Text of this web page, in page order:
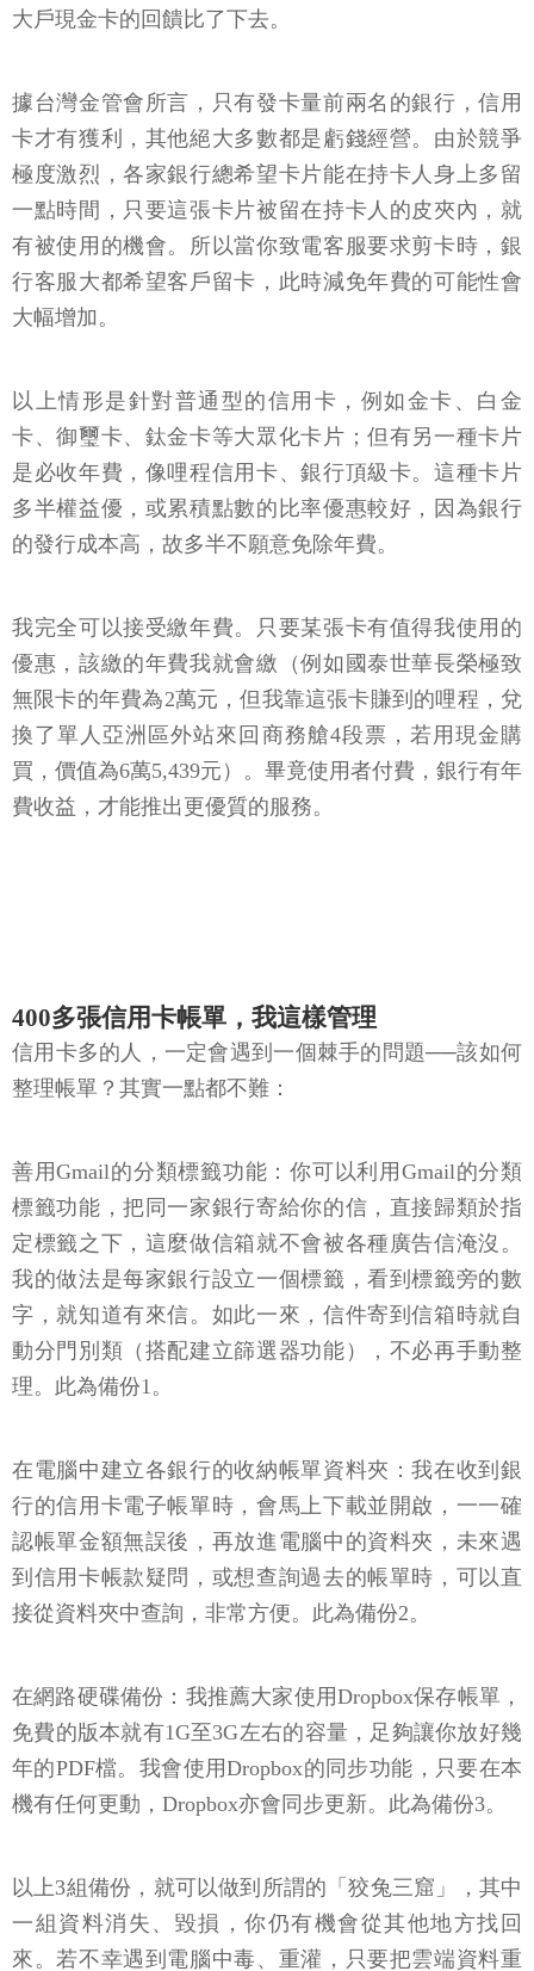
大戶現金卡的回饋比了下去。
據台灣金管會所言，只有發卡量前兩名的銀行，信用
卡才有獲利，其他絕大多數都是虧錢經營。由於競爭
極度激烈，各家銀行總希望卡片能在持卡人身上多留
一點時間，只要這張卡片被留在持卡人的皮夾內，就
有被使用的機會。所以當你致電客服要求剪卡時，銀
行客服大都希望客戶留卡，此時減免年費的可能性會
大幅增加。
以上情形是針對普通型的信用卡，例如金卡、白金
卡、御璽卡、鈦金卡等大眾化卡片；但有另一種卡片
是必收年費，像哩程信用卡、銀行頂級卡。這種卡片
多半權益優，或累積點數的比率優惠較好，因為銀行
的發行成本高，故多半不願意免除年費。
我完全可以接受繳年費。只要某張卡有值得我使用的
優惠，該繳的年費我就會繳（例如國泰世華長榮極致
無限卡的年費為2萬元，但我靠這張卡賺到的哩程，兌
換了單人亞洲區外站來回商務艙4段票，若用現金購
買，價值為6萬5,439元）。畢竟使用者付費，銀行有年
費收益，才能推出更優質的服務。
400多張信用卡帳單，我這樣管理
信用卡多的人，一定會遇到一個棘手的問題──該如何
整理帳單？其實一點都不難：
善用Gmail的分類標籤功能：你可以利用Gmail的分類
標籤功能，把同一家銀行寄給你的信，直接歸類於指
定標籤之下，這麼做信箱就不會被各種廣告信淹沒。
我的做法是每家銀行設立一個標籤，看到標籤旁的數
字，就知道有來信。如此一來，信件寄到信箱時就自
動分門別類（搭配建立篩選器功能），不必再手動整
理。此為備份1。
在電腦中建立各銀行的收納帳單資料夾：我在收到銀
行的信用卡電子帳單時，會馬上下載並開啟，一一確
認帳單金額無誤後，再放進電腦中的資料夾，未來遇
到信用卡帳款疑問，或想查詢過去的帳單時，可以直
接從資料夾中查詢，非常方便。此為備份2。
在網路硬碟備份：我推薦大家使用Dropbox保存帳單，
免費的版本就有1G至3G左右的容量，足夠讓你放好幾
年的PDF檔。我會使用Dropbox的同步功能，只要在本
機有任何更動，Dropbox亦會同步更新。此為備份3。
以上3組備份，就可以做到所謂的「狡兔三窟」，其中
一組資料消失、毀損，你仍有機會從其他地方找回
來。若不幸遇到電腦中毒、重灌，只要把雲端資料重